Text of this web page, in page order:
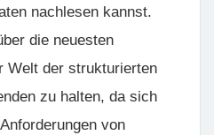
nachlesen kannst.
die neuesten
Welt der strukturierten
zu halten, da sich
von